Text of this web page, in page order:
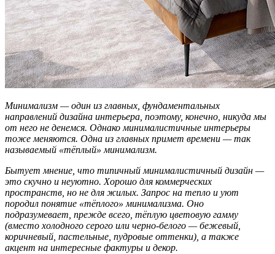
Минимализм — один из главных, фундаментальных
направлений дизайна интерьера, поэтому, конечно, никуда мы
от него не денемся. Однако минималистичные интерьеры
тоже меняются. Одна из главных примет времени — так
называемый «тёплый» минимализм.
Бытует мнение, что типичный минималистичный дизайн —
это скучно и неуютно. Хорошо для коммерческих
пространств, но не для жилых. Запрос на тепло и уют
породил понятие «тёплого» минимализма. Оно
подразумевает, прежде всего, тёплую цветовую гамму
(вместо холодного серого или черно-белого — бежевый,
коричневый, пастельные, пудровые оттенки), а также
акцент на интересные фактуры и декор.